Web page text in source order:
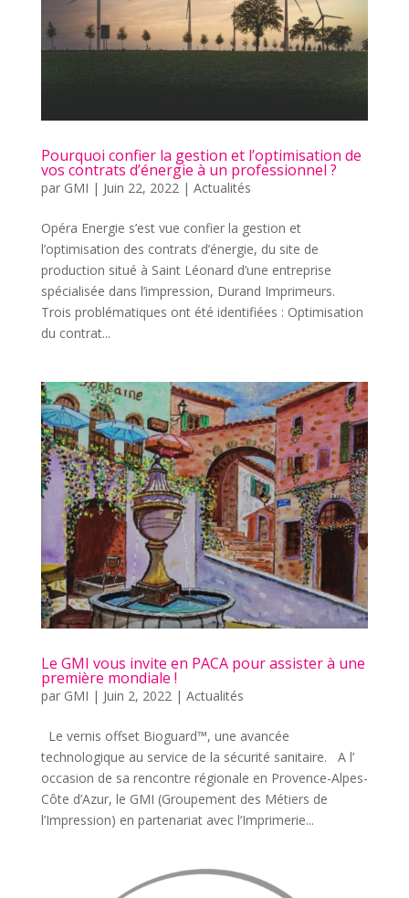
Pourquoi confier la gestion et l’optimisation de
vos contrats d’énergie à un professionnel ?
par GMI | Juin 22, 2022| Actualités
Opéra Energie s’est vue confier la gestion et
l’optimisation des contrats d’énergie, du site de
production situé à Saint Léonard d’une entreprise
spécialisée dans l’impression, Durand Imprimeurs.
Trois problématiques ont été identifiées : Optimisation
du contrat...
Le GMI vous invite en PACA pour assister à une
première mondiale !
par GMI | Juin 2, 2022 | Actualités
Le vernis offset Bioguard™, une avancée
technologique au service de la sécurité sanitaire. A l’
occasion de sa rencontre régionale en Provence-Alpes-
Côte d’Azur, le GMI (Groupement des Métiers de
l’Impression) en partenariat avec l’Imprimerie...